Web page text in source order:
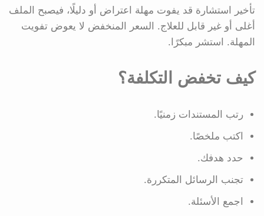
تأخير استشارة قد يفوت مهلة اعتراض أو دليلًا، فيصبح الملف
أغلى أو غير قابل للعلاج. السعر المنخفض لا يعوض تفويت
المهلة. استشر مبكرًا.
كيف تخفض التكلفة؟
رتب المستندات زمنيًا.
اكتب ملخصًا.
حدد هدفك.
تجنب الرسائل المتكررة.
اجمع الأسئلة.